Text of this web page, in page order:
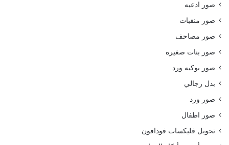
صور ادعيه
صور منقبات
صور مصاحف
صور بنات صغيره
صور بوكيه ورد
بدل رجالي
صور ورد
صور اطفال
تحويل فليكسات فودافون